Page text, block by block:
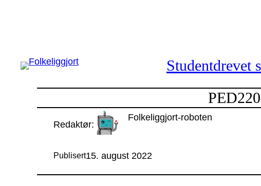
Studentdrevet
Redaktør:
Folkeliggjort-roboten
Publisert15. august 2022